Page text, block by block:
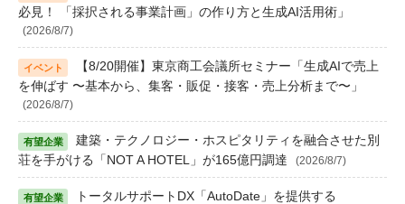
必見！ 「採択される事業計画」の作り方と生成AI活用術」
(2026/8/7)
【8/20開催】東京商工会議所セミナー「生成AIで売上
を伸ばす 〜基本から、集客・販促・接客・売上分析まで〜」
(2026/8/7)
建築・テクノロジー・ホスピタリティを融合させた別
荘を手がける「NOT A HOTEL」が165億円調達
(2026/8/7)
トータルサポートDX「AutoDate」を提供する